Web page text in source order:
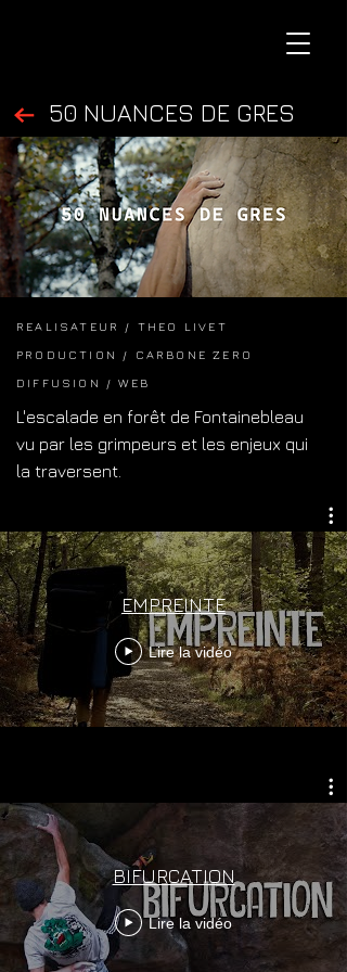
50 NUANCES DE GRES
REALISATEUR / THEO LIVET
PRODUCTION / CARBONE ZERO
DIFFUSION / WEB
L'escalade en forêt de Fontainebleau
vu par les grimpeurs et les enjeux qui
la traversent.
EMPREINTE
Lire la vidéo
BIFURCATION
Lire la vidéo